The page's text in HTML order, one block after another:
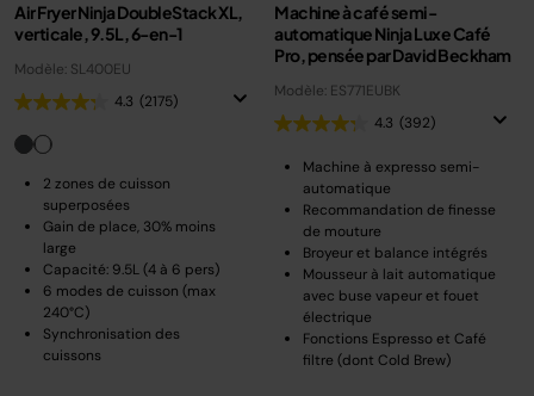
Air Fryer Ninja DoubleStack XL,
verticale, 9.5L, 6-en-1
Modèle: SL400EU
4.3 (2175)
2 zones de cuisson
superposées
Gain de place, 30% moins
large
Capacité: 9.5L (4 à 6 pers)
6 modes de cuisson (max
240°C)
Synchronisation des
cuissons
Machine à café semi-
automatique Ninja Luxe Café
Pro, pensée par David Beckham
Modèle: ES771EUBK
4.3 (392)
Machine à expresso semi-
automatique
Recommandation de finesse
de mouture
Broyeur et balance intégrés
Mousseur à lait automatique
avec buse vapeur et fouet
électrique
Fonctions Espresso et Café
filtre (dont Cold Brew)